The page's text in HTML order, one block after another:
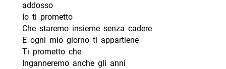
addosso
Io ti prometto
Che staremo insieme senza cadere
E ogni mio giorno ti appartiene
Ti prometto che
Inganneremo anche gli anni